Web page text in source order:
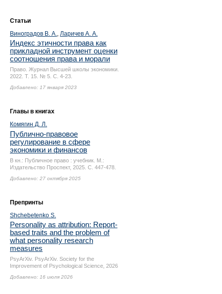
Статьи
Виноградов В. А.
Ларичев А. А.
Индекс этичности права как
прикладной инструмент оценки
соотношения права и морали
Право. Журнал Высшей школы экономики.
2022. Т. 15. № 5. С. 4-23.
Добавлено: 17 января 2023
Главы в книгах
Комягин Д. Л.
Публично-правовое
регулирование в сфере
экономики и финансов
В кн.: Публичное право : учебник. М.:
Издательство Проспект, 2025. С. 447-478.
Добавлено: 27 октября 2025
Препринты
Shchebetenko S.
Personality as attribution: Report-
based traits and the problem of
what personality research
measures
PsyArXiv. PsyArXiv. Society for the
Improvement of Psychological Science, 2026
Добавлено: 16 июля 2026